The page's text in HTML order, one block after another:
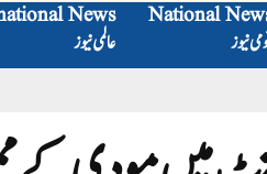
National
نیوز
News
عالمی نیوز